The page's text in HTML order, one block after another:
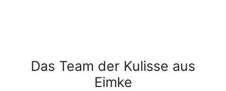
Das Team der Kulisse aus
Eimke